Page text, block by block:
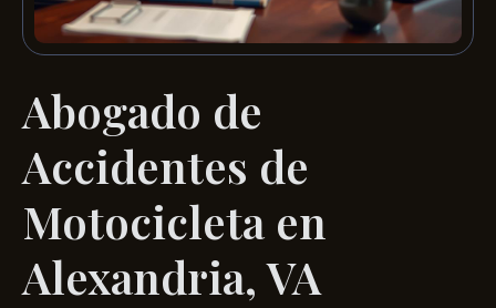
Abogado de
Accidentes de
Motocicleta en
Alexandria, VA